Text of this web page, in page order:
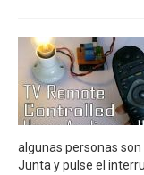
algunas personas
Junta y pulse el